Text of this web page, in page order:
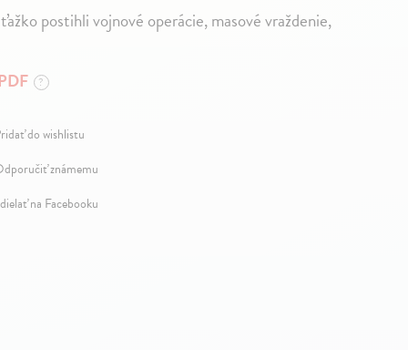
postihli vojnové operácie, masové vraždenie,
?
do wishlistu
známemu
na Facebooku